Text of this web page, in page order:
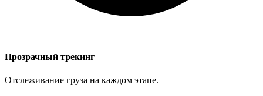
Прозрачный трекинг
Отслеживание груза на каждом этапе.